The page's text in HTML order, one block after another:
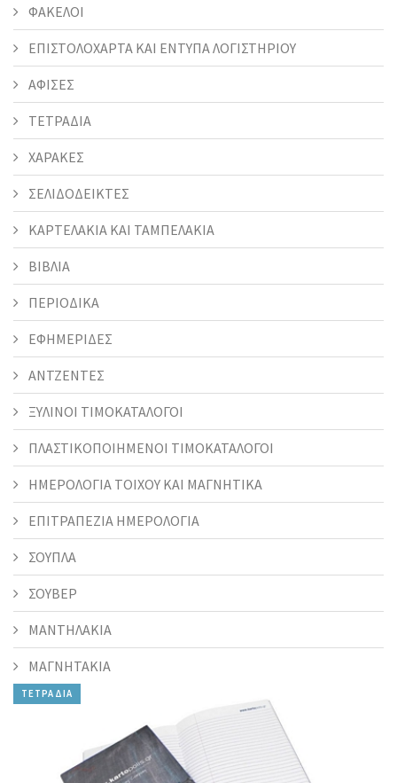
ΦΑΚΕΛΟΙ
ΕΠΙΣΤΟΛΟΧΑΡΤΑ ΚΑΙ ΕΝΤΥΠΑ ΛΟΓΙΣΤΗΡΙΟΥ
ΑΦΙΣΕΣ
ΤΕΤΡΑΔΙΑ
ΧΑΡΑΚΕΣ
ΣΕΛΙΔΟΔΕΙΚΤΕΣ
ΚΑΡΤΕΛΑΚΙΑ ΚΑΙ ΤΑΜΠΕΛΑΚΙΑ
ΒΙΒΛΙΑ
ΠΕΡΙΟΔΙΚΑ
ΕΦΗΜΕΡΙΔΕΣ
ΑΝΤΖΕΝΤΕΣ
ΞΥΛΙΝΟΙ ΤΙΜΟΚΑΤΑΛΟΓΟΙ
ΠΛΑΣΤΙΚΟΠΟΙΗΜΕΝΟΙ ΤΙΜΟΚΑΤΑΛΟΓΟΙ
ΗΜΕΡΟΛΟΓΙΑ ΤΟΙΧΟΥ ΚΑΙ ΜΑΓΝΗΤΙΚΑ
ΕΠΙΤΡΑΠΕΖΙΑ ΗΜΕΡΟΛΟΓΙΑ
ΣΟΥΠΛΑ
ΣΟΥΒΕΡ
ΜΑΝΤΗΛΑΚΙΑ
ΜΑΓΝΗΤΑΚΙΑ
ΤΕΤΡΑΔΙΑ